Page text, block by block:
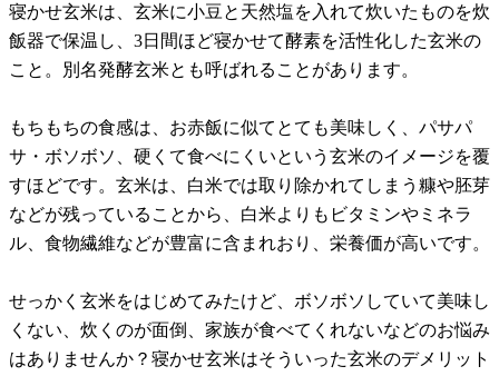
寝かせ玄米は、玄米に小豆と天然塩を入れて炊いたものを炊
飯器で保温し、3日間ほど寝かせて酵素を活性化した玄米の
こと。別名発酵玄米とも呼ばれることがあります。
もちもちの食感は、お赤飯に似てとても美味しく、パサパ
サ・ボソボソ、硬くて食べにくいという玄米のイメージを覆
すほどです。玄米は、白米では取り除かれてしまう糠や胚芽
などが残っていることから、白米よりもビタミンやミネラ
ル、食物繊維などが豊富に含まれおり、栄養価が高いです。
せっかく玄米をはじめてみたけど、ボソボソしていて美味し
くない、炊くのが面倒、家族が食べてくれないなどのお悩み
はありませんか？寝かせ玄米はそういった玄米のデメリット